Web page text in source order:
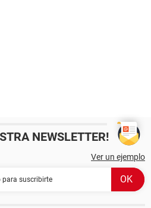
NEWSLETTER!
Ver un ejemplo